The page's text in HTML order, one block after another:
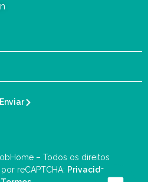
Enviar
– Todos os direitos
reCAPTCHA: Privacidade